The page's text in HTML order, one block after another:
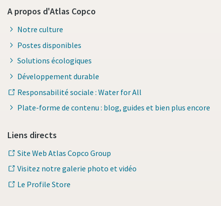
A propos d'Atlas Copco
Notre culture
Postes disponibles
Solutions écologiques
Développement durable
Responsabilité sociale : Water for All
Plate-forme de contenu : blog, guides et bien plus encore
Liens directs
Site Web Atlas Copco Group
Visitez notre galerie photo et vidéo
Le Profile Store